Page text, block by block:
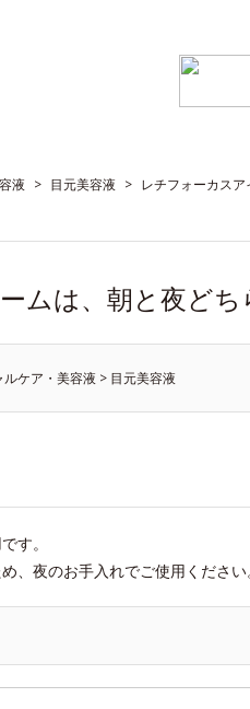
液 > 目元美容液 > レチフォーカス
ムは、朝と夜どち
ルケア・美容液 > 目元美容液
す。
、夜のお手入れでご使用ください